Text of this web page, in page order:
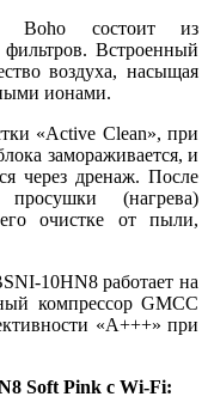
Boho состоит из
фильтров. Встроенный
воздуха, насыщая
ионами.
«Active Clean», при
замораживается, и
через дренаж. После
(нагрева)
его очистке от пыли,
10HN8 работает на
компрессор GMCC
«А+++» при
Soft Pink c Wi-Fi: